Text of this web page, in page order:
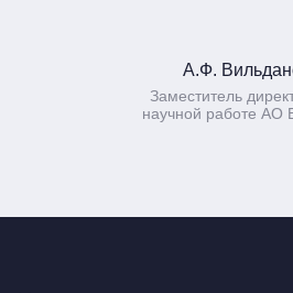
А.Ф.
Заместитель
научной работе